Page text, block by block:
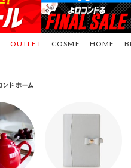
COSME HOME
OUTLET